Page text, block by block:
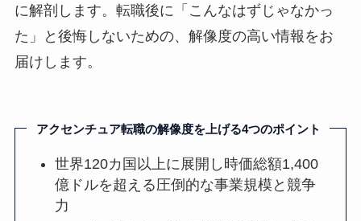
に解剖します。転職後に「こんなはずじゃなかっ
た」と後悔しないための、解像度の高い情報をお
届けします。
アクセンチュア転職の解像度を上げる4つのポイント
世界120カ国以上に展開し時価総額1,400
億ドルを超える圧倒的な事業規模と競争
力